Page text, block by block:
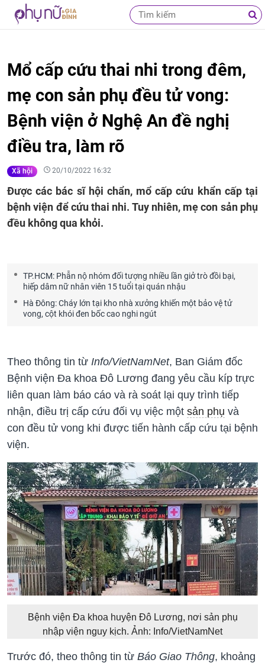
Mổ cấp cứu thai nhi trong đêm,
mẹ con sản phụ đều tử vong:
Bệnh viện ở Nghệ An đề nghị
điều tra, làm rõ
Xã hội 20/10/2022 16:32
Được các bác sĩ hội chẩn, mổ cấp cứu khẩn cấp tại
bệnh viện để cứu thai nhi. Tuy nhiên, mẹ con sản phụ
đều không qua khỏi.
TP.HCM: Phẫn nộ nhóm đối tượng nhiều lần giở trò đồi bại,
hiếp dâm nữ nhân viên 15 tuổi tại quán nhậu
Hà Đông: Cháy lớn tại kho nhà xưởng khiến một bảo vệ tử
vong, cột khói đen bốc cao nghi ngút
Theo thông tin từ Info/VietNamNet, Ban Giám đốc
Bệnh viện Đa khoa Đô Lương đang yêu cầu kíp trực
liên quan làm báo cáo và rà soát lại quy trình tiếp
nhận, điều trị cấp cứu đối vụ việc một sản phụ và
con đều tử vong khi được tiến hành cấp cứu tại bệnh
viện.
Bệnh viện Đa khoa huyện Đô Lương, nơi sản phụ
nhập viện nguy kịch. Ảnh: Info/VietNamNet
Trước đó, theo thông tin từ Báo Giao Thông, khoảng